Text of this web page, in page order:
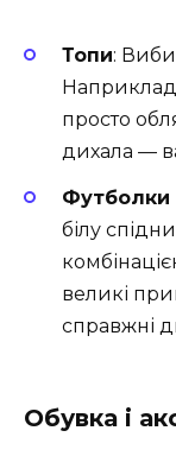
Топи:
просто
дихала —
Футболки
білу
великі
справжні
Обувка і